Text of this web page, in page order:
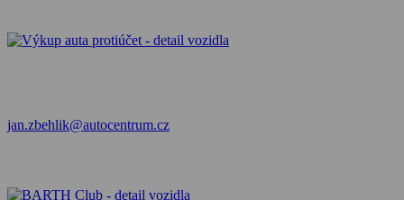
jan.zbehlik@autocentrum.cz